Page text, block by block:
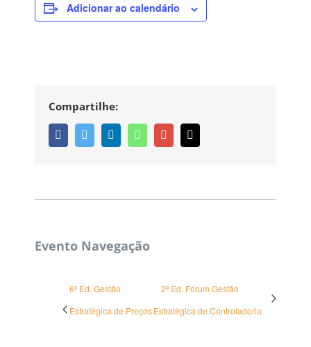
Adicionar ao calendário
Compartilhe:
FacebookTwitter LinkedinWhatsappGoogle+
Evento Navegação
6º Ed. Gestão
Estratégica de Preços
2ª Ed. Fórum Gestão
Estratégica de Controladoria